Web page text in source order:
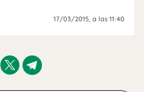
17/03/2015 , a las 11:40